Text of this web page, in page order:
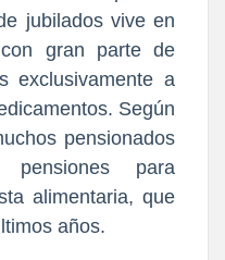
jubilados vive en
gran parte de
exclusivamente a
Según
pensionados
pensiones para
alimentaria, que
años.